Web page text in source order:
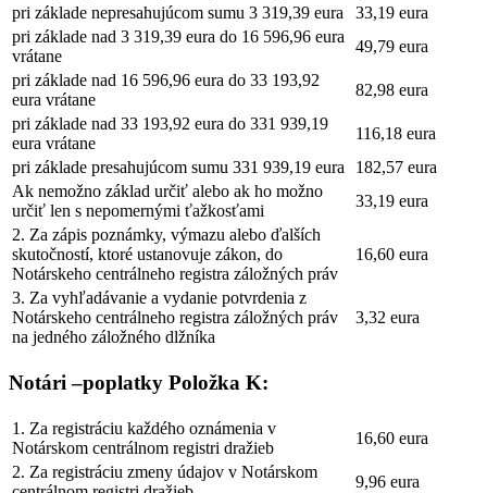
pri základe nepresahujúcom sumu 3 319,39 eura
33,19 eura
pri základe nad 3 319,39 eura do 16 596,96 eura
vrátane
49,79 eura
pri základe nad 16 596,96 eura do 33 193,92
eura vrátane
82,98 eura
pri základe nad 33 193,92 eura do 331 939,19
eura vrátane
116,18 eura
pri základe presahujúcom sumu 331 939,19 eura
182,57 eura
Ak nemožno základ určiť alebo ak ho možno
určiť len s nepomernými ťažkosťami
33,19 eura
2. Za zápis poznámky, výmazu alebo ďalších
skutočností, ktoré ustanovuje zákon, do
Notárskeho centrálneho registra záložných práv
16,60 eura
3. Za vyhľadávanie a vydanie potvrdenia z
Notárskeho centrálneho registra záložných práv
na jedného záložného dlžníka
3,32 eura
Notári –poplatky Položka K:
1. Za registráciu každého oznámenia v
Notárskom centrálnom registri dražieb
16,60 eura
2. Za registráciu zmeny údajov v Notárskom
9,96 eura